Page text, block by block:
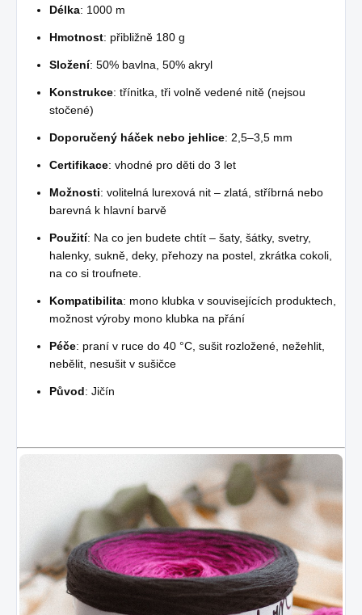
Délka: 1000 m
Hmotnost: přibližně 180 g
Složení: 50% bavlna, 50% akryl
Konstrukce: třínitka, tři volně vedené nitě (nejsou
stočené)
Doporučený háček nebo jehlice: 2,5–3,5 mm
Certifikace: vhodné pro děti do 3 let
Možnosti: volitelná lurexová nit – zlatá, stříbrná nebo
barevná k hlavní barvě
Použití: Na co jen budete chtít – šaty, šátky, svetry,
halenky, sukně, deky, přehozy na postel, zkrátka cokoli,
na co si troufnete.
Kompatibilita: mono klubka v souvisejících produktech,
možnost výroby mono klubka na přání
Péče: praní v ruce do 40 °C, sušit rozložené, nežehlit,
nebělit, nesušit v sušičce
Původ: Jičín